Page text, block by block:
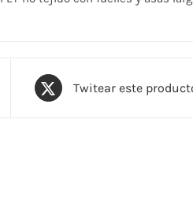
Twitear este